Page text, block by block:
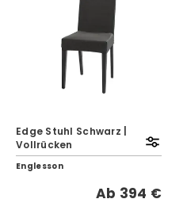
Edge Stuhl Schwarz |
Vollrücken
Englesson
Ab 394 €